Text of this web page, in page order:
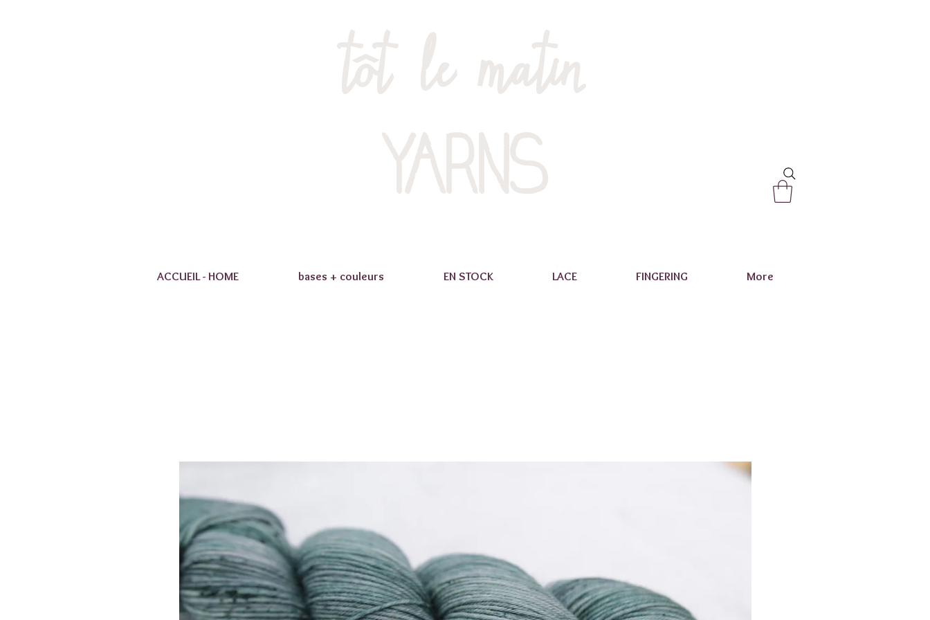
tôt le matin
YARNS
ACCUEIL - HOME bases + couleurs EN STOCK LACE FINGERING More